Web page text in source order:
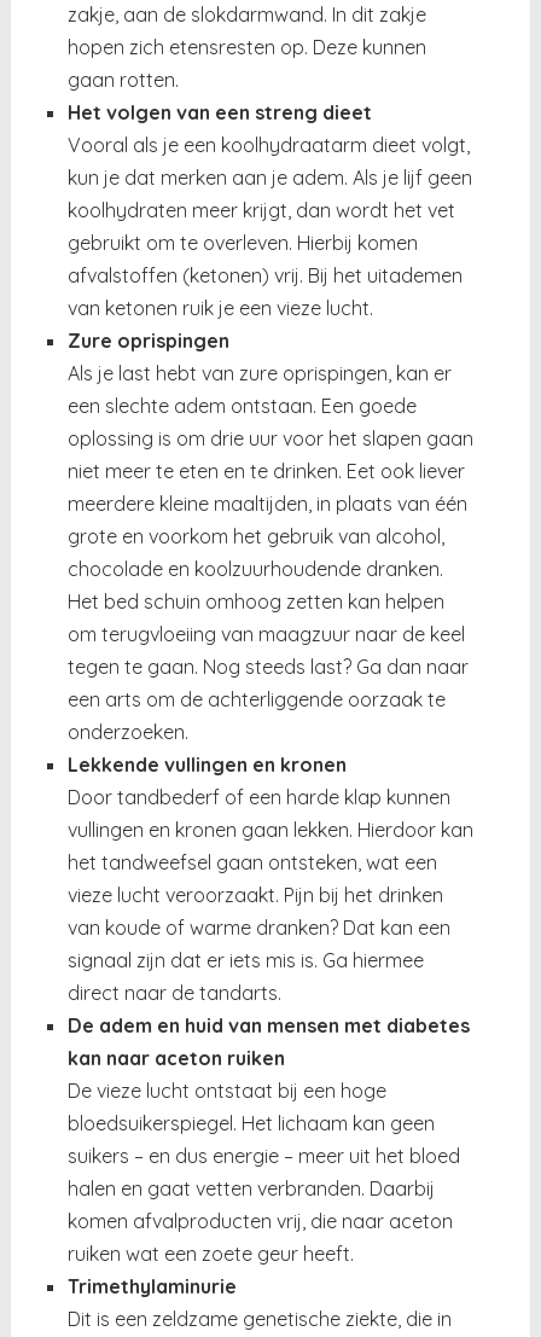
zakje, aan de slokdarmwand. In dit zakje
hopen zich etensresten op. Deze kunnen
gaan rotten.
Het volgen van een streng dieet
Vooral als je een koolhydraatarm dieet volgt,
kun je dat merken aan je adem. Als je lijf geen
koolhydraten meer krijgt, dan wordt het vet
gebruikt om te overleven. Hierbij komen
afvalstoffen (ketonen) vrij. Bij het uitademen
van ketonen ruik je een vieze lucht.
Zure oprispingen
Als je last hebt van zure oprispingen, kan er
een slechte adem ontstaan. Een goede
oplossing is om drie uur voor het slapen gaan
niet meer te eten en te drinken. Eet ook liever
meerdere kleine maaltijden, in plaats van één
grote en voorkom het gebruik van alcohol,
chocolade en koolzuurhoudende dranken.
Het bed schuin omhoog zetten kan helpen
om terugvloeiing van maagzuur naar de keel
tegen te gaan. Nog steeds last? Ga dan naar
een arts om de achterliggende oorzaak te
onderzoeken.
Lekkende vullingen en kronen
Door tandbederf of een harde klap kunnen
vullingen en kronen gaan lekken. Hierdoor kan
het tandweefsel gaan ontsteken, wat een
vieze lucht veroorzaakt. Pijn bij het drinken
van koude of warme dranken? Dat kan een
signaal zijn dat er iets mis is. Ga hiermee
direct naar de tandarts.
De adem en huid van mensen met diabetes
kan naar aceton ruiken
De vieze lucht ontstaat bij een hoge
bloedsuikerspiegel. Het lichaam kan geen
suikers – en dus energie – meer uit het bloed
halen en gaat vetten verbranden. Daarbij
komen afvalproducten vrij, die naar aceton
ruiken wat een zoete geur heeft.
Trimethylaminurie
Dit is een zeldzame genetische ziekte, die in